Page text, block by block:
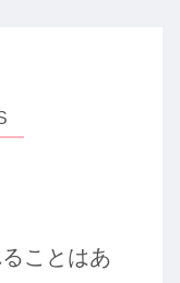
ことはあ